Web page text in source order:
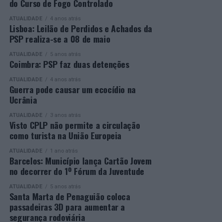
presença de mais de 500 participantes.
Mais informações em:
https://awards.innovationinpolitics.eu/
profissionais.
Durante a cerimónia foi ainda reconhecido o trabalho
desenvolvido por toda a equipa de formadores e
para o sucesso desta edição do Curso EFA.
A Escola de Tecnologia e Gestão de Barcelos continua a
afirmar-se como uma referência na formação
profissional e na qualificação de adultos, contribuindo
para o desenvolvimento de competências, o aumento da
empregabilidade e a valorização do capital humano do
concelho e da região.
A Empresa Municipal de Educação e Cultura de Barcelos
felicita todos os diplomados por esta importante
conquista, desejando-lhes os maiores sucessos pessoais,
profissionais e académicos, convicta de que este diploma
representa o início de novas oportunidades e novos
do Curso de Fogo Controlado
ATUALIDADE 4 anos atrás
Lisboa: Leilão de Perdidos e Achados da
PSP realiza-se a 08 de maio
ATUALIDADE 5 anos atrás
Coimbra: PSP faz duas detenções
ATUALIDADE 4 anos atrás
Guerra pode causar um ecocídio na
Ucrânia
ATUALIDADE 3 anos atrás
Visto CPLP não permite a circulação
como turista na União Europeia
ATUALIDADE 1 ano atrás
Barcelos: Município lança Cartão Jovem
no decorrer do 1º Fórum da Juventude
ATUALIDADE 5 anos atrás
Santa Marta de Penaguião coloca
passadeiras 3D para aumentar a
segurança rodoviária